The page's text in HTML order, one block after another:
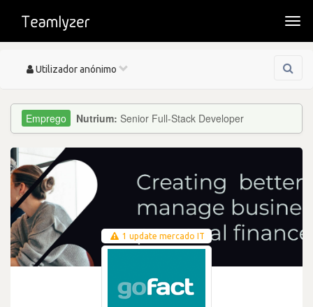
Toggle
Utilizador anónimo
Nutrium: Senior Full-Stack Developer
1 update mercado IT